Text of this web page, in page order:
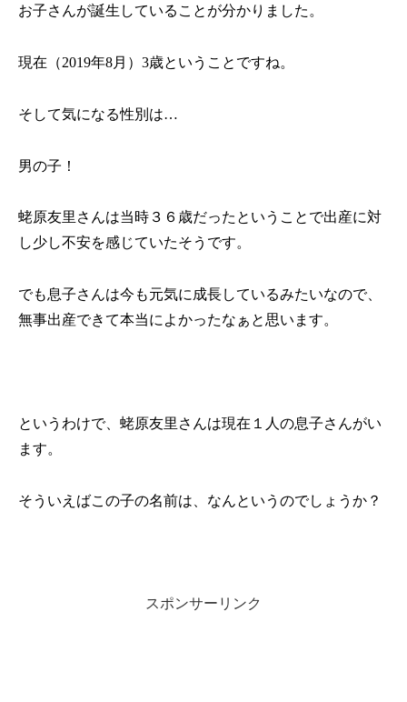
お子さんが誕生していることが分かりました。
現在（2019年8月） 3歳ということですね。
そして気になる性別は…
男の子！
蛯原友里さんは当時３６歳だったということで出産に対
し少し不安を感じていたそうです。
でも息子さんは今も元気に成長しているみたいなので、
無事出産できて本当によかったなぁと思います。
というわけで、蛯原友里さんは現在１人の息子さんがい
ます。
そういえばこの子の名前は、なんというのでしょうか？
スポンサーリンク